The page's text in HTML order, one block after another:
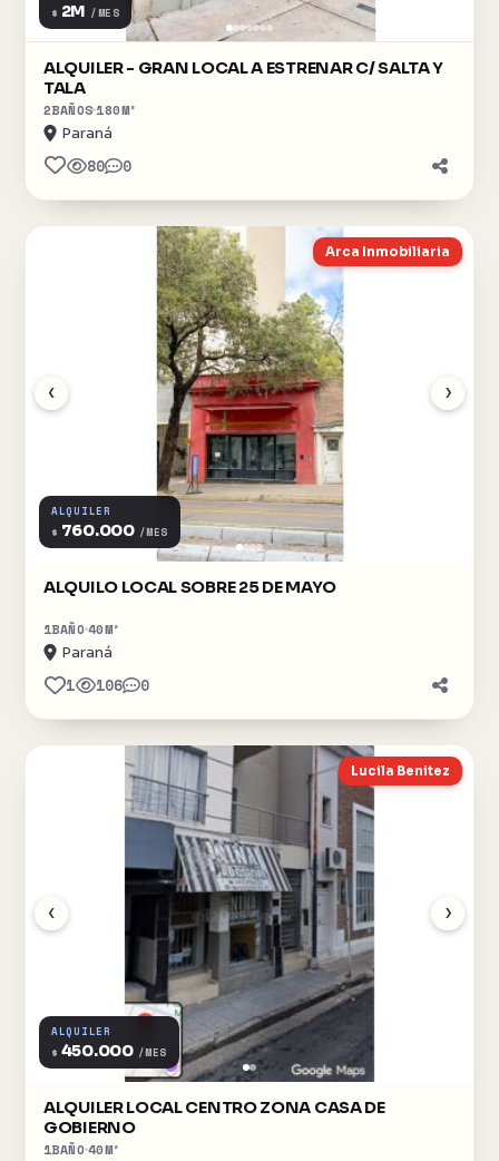
$ 2M /MES
ALQUILER - GRAN LOCAL A ESTRENAR C/ SALTA Y
TALA
2BAÑOS 180M²
Paraná
80 0
‹ ›
Arca Inmobiliaria
ALQUILER
$ 760.000 /MES
ALQUILO LOCAL SOBRE 25 DE MAYO
1BAÑO40M²
Paraná
1 106 0
‹ ›
Lucila Benitez
ALQUILER
$ 450.000 /MES
ALQUILER LOCAL CENTRO ZONA CASA DE
GOBIERNO
1BAÑO40M²